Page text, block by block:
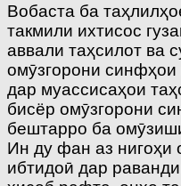
Вобаста ба
такмили ихтисос
аввали таҳсилот ва
омӯзгорони
дар муассисаҳои
бисёр омӯзгорони
бештарро ба
Ин ду фан аз нигоҳи
ибтидоӣ дар